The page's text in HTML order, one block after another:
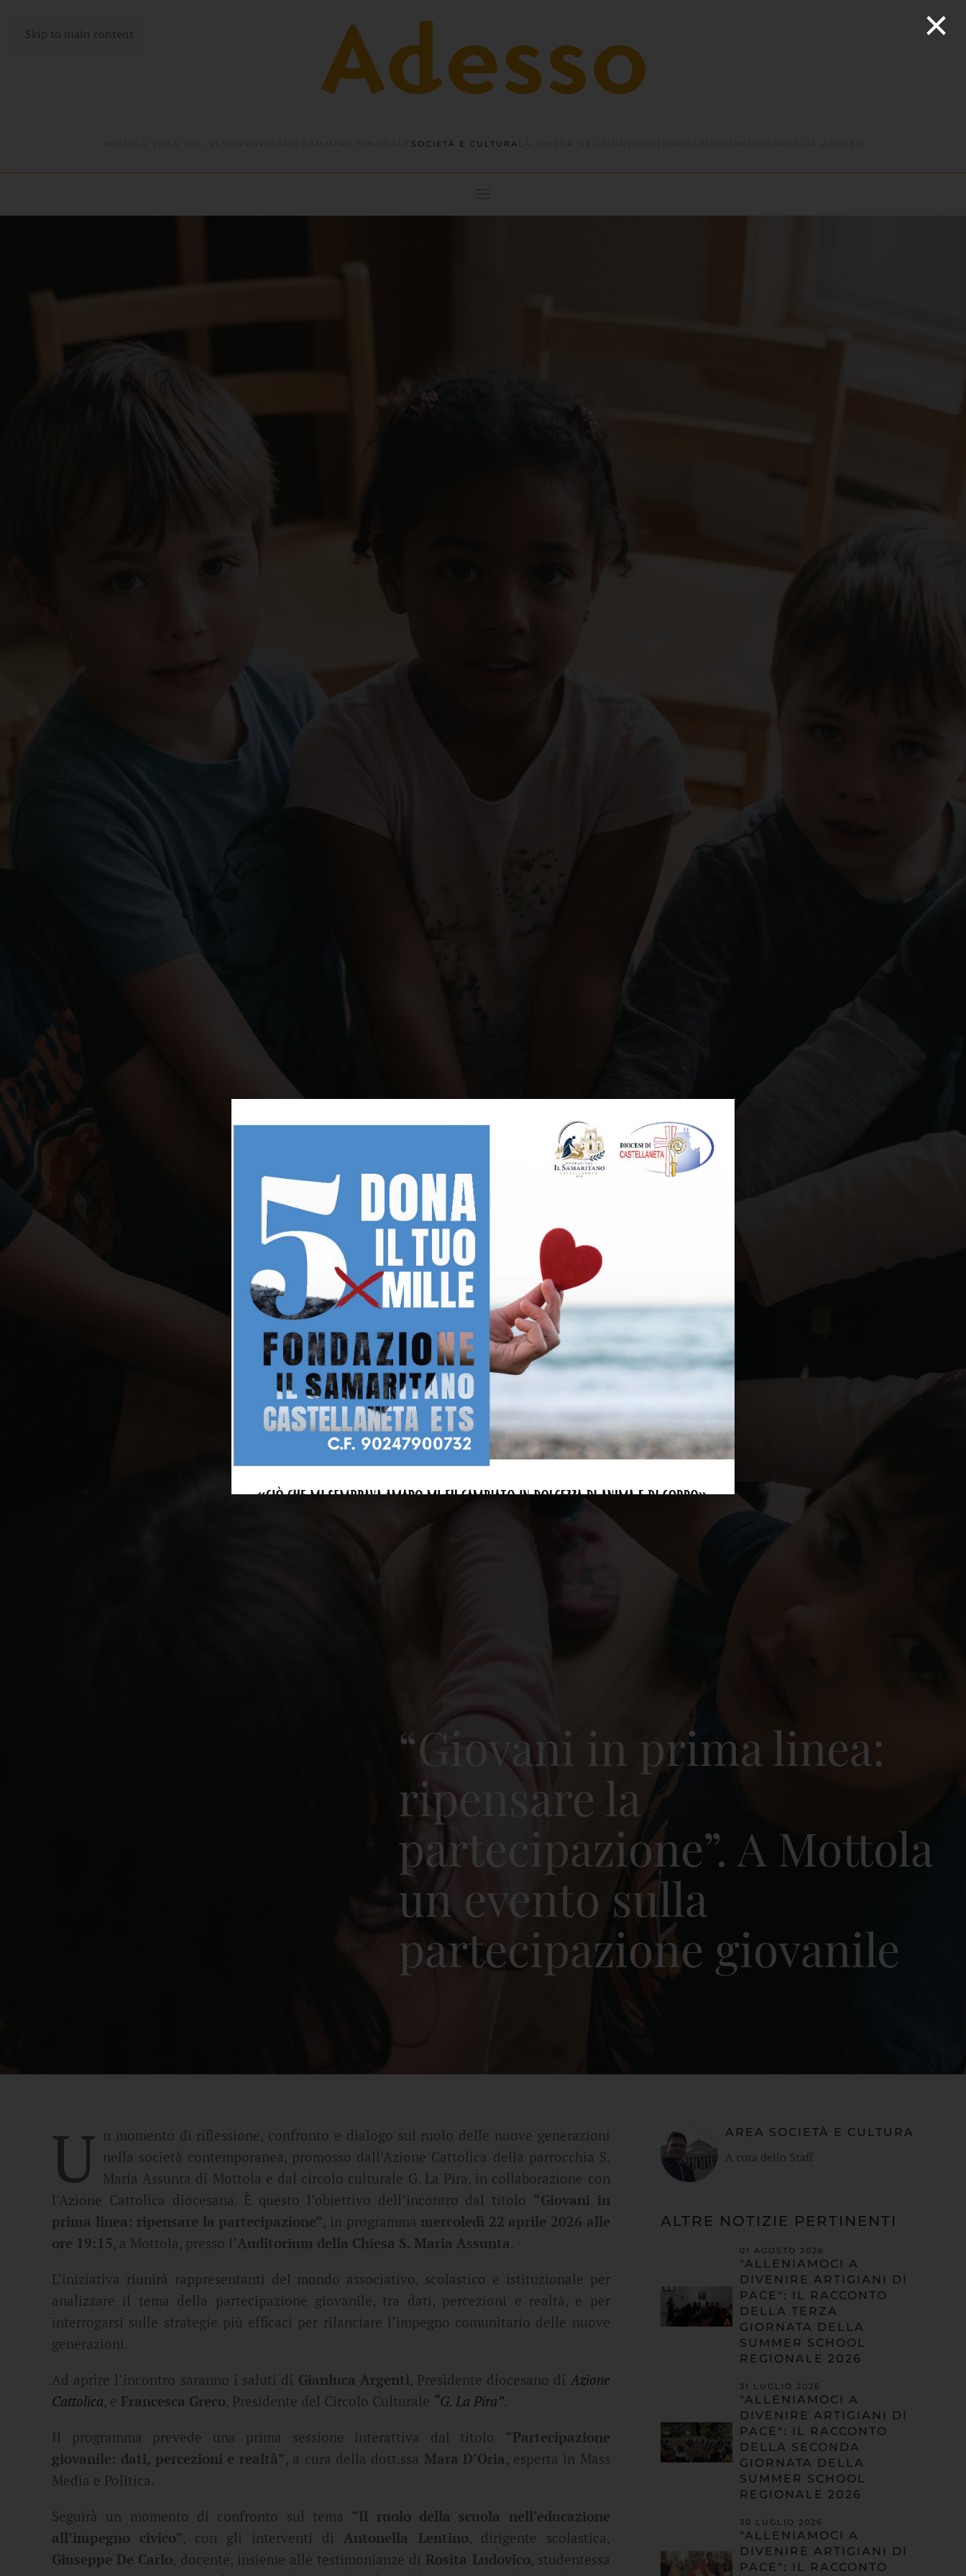
Skip to main content
SOCIETÀ E CULTURA
“Giovani in prima linea:
ripensare la
partecipazione”. A Mottola
un evento sulla
partecipazione giovanile
U n momento di riflessione, confronto e dialogo sul ruolo delle nuove generazioni
nella società contemporanea, promosso dall’Azione Cattolica della parrocchia S.
Maria Assunta di Mottola e dal circolo culturale G. La Pira, in collaborazione con
l’Azione Cattolica diocesana. È questo l’obiettivo dell’incontro dal titolo “Giovani in
prima linea: ripensare la partecipazione”, in programma mercoledì 22 aprile 2026 alle
ore 19:15, a Mottola, presso l’Auditorium della Chiesa S. Maria Assunta.
L’iniziativa riunirà rappresentanti del mondo associativo, scolastico e istituzionale per
analizzare il tema della partecipazione giovanile, tra dati, percezioni e realtà, e per
interrogarsi sulle strategie più efficaci per rilanciare l’impegno comunitario delle nuove
generazioni.
Ad aprire l’incontro saranno i saluti di Gianluca Argenti, Presidente diocesano diAzione
Cattolica, e Francesca Greco, Presidente del Circolo Culturale “G. La Pira”.
Il programma prevede una prima sessione interattiva dal titolo “Partecipazione
giovanile: dati, percezioni e realtà”, a cura della dott.ssa Mara D’Oria, esperta in Mass
Media e Politica.
Seguirà un momento di confronto sul tema “Il ruolo della scuola nell’educazione
all’impegno civico”, con gli interventi diAntonella Lentino, dirigente scolastica,
Giuseppe De Carlo, docente, insieme alle testimonianze di Rosita Ludovico, studentessa
AREA SOCIETÀ E CULTURA
A cura dello Staff
ALTRE NOTIZIE PERTINENTI
01 AGOSTO 2026
"ALLENIAMOCI A
DIVENIRE ARTIGIANI DI
PACE": IL RACCONTO
DELLA TERZA
GIORNATA DELLA
SUMMER SCHOOL
REGIONALE 2026
31 LUGLIO 2026
"ALLENIAMOCI A
DIVENIRE ARTIGIANI DI
PACE": IL RACCONTO
DELLA SECONDA
GIORNATA DELLA
SUMMER SCHOOL
REGIONALE 2026
30 LUGLIO 2026
"ALLENIAMOCI A
DIVENIRE ARTIGIANI DI
PACE": IL RACCONTO
×